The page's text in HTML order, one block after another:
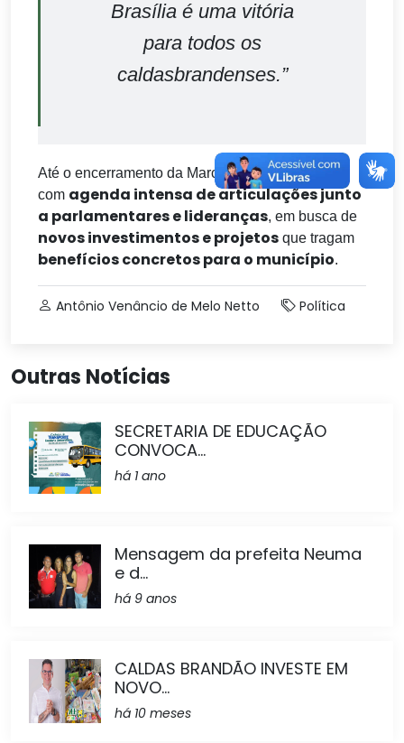
Brasília é uma vitória
para todos os
caldasbrandenses.”
Até o encerramento da Marcha, o prefeito segue
com agenda intensa de articulações junto
a parlamentares e lideranças, em busca de
novos investimentos e projetos que tragam
benefícios concretos para o município.
Antônio Venâncio de Melo Netto Política
Outras Notícias
SECRETARIA DE EDUCAÇÃO
CONVOCA...
há 1 ano
Mensagem da prefeita Neuma
e d...
há 9 anos
CALDAS BRANDÃO INVESTE EM
NOVO...
há 10 meses